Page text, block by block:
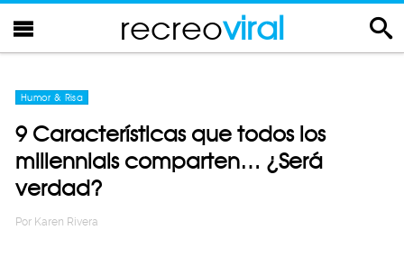
recreoviral
Humor & Risa
9 Características que todos los
millennials comparten… ¿Será
verdad?
Por Karen Rivera